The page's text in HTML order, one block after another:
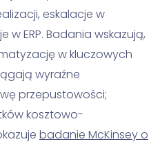
eskalacje w
ERP. Badania wskazują,
w kluczowych
wyraźne
przepustowości;
kosztowo-
badanie McKinsey o